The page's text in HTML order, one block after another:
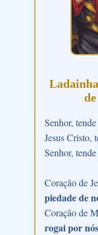
Senhor,
Jesus Cristo,
Senhor,
Coração de
piedade de
Coração de
rogai por nós